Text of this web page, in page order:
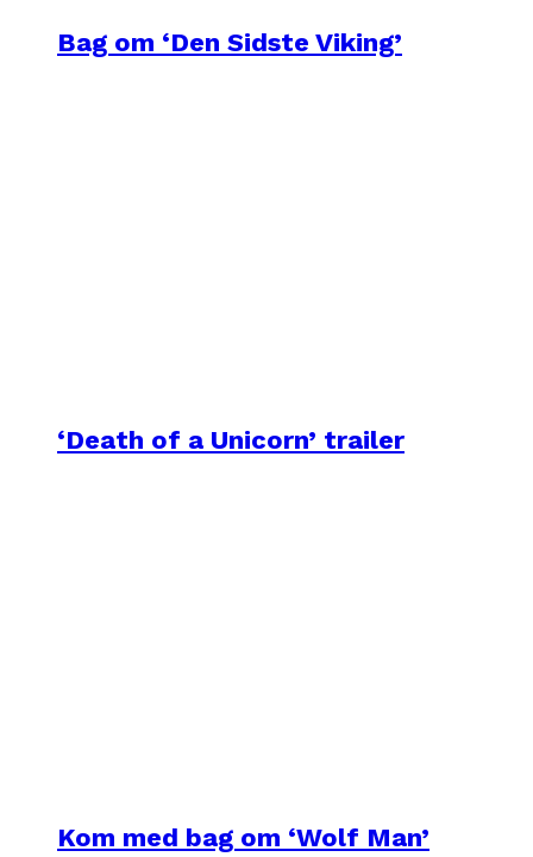
Bag om ‘Den Sidste Viking’
‘Death of a Unicorn’ trailer
Kom med bag om ‘Wolf Man’